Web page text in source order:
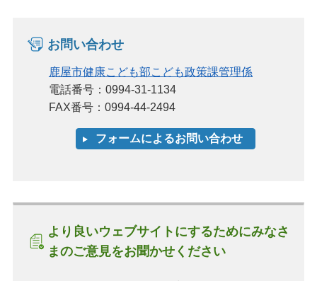
お問い合わせ
鹿屋市健康こども部こども政策課管理係
電話番号：0994-31-1134
FAX番号：0994-44-2494
より良いウェブサイトにするためにみなさ
まのご意見をお聞かせください